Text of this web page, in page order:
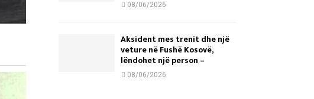
08/06/2026
Aksident mes trenit dhe një
veture në Fushë Kosovë,
lëndohet një person –
08/06/2026